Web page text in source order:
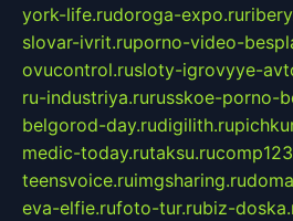
york-life.rudoroga-expo.ru
slovar-ivrit.ruporno-video-
ovucontrol.rusloty-igrovyye-
ru-industriya.rurusskoe-porno-
belgorod-day.rudigilith.ru
medic-today.rutaksu.ru
teensvoice.ruimgsharing.ru
eva-elfie.rufoto-tur.rubiz-